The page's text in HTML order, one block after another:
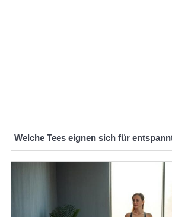
Welche Tees eignen sich für